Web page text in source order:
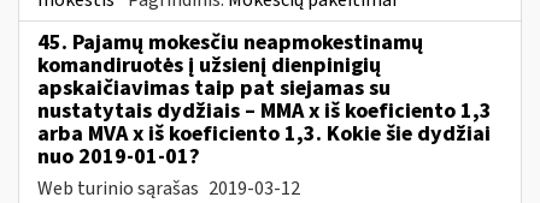
45. Pajamų mokesčiu neapmokestinamų
komandiruotės į užsienį dienpinigių
apskaičiavimas taip pat siejamas su
nustatytais dydžiais – MMA x iš koeficiento 1,3
arba MVA x iš koeficiento 1,3. Kokie šie dydžiai
nuo 2019-01-01?
Web turinio sąrašas 2019-03-12